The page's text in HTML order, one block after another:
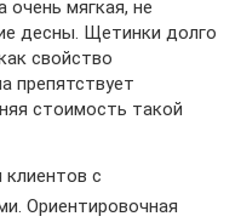
мягкая, не
десны. Щетинки долго
свойство
препятствует
стоимость такой
с
Ориентировочная